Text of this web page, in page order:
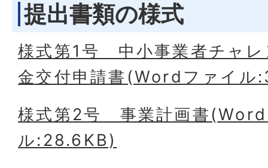
提出書類の様式
様式第1号＿中小事業者チャ
金交付申請書(Wordファイ
様式第2号＿事業計画書
ル:28.6KB)